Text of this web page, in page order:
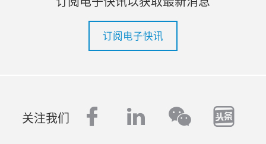
订阅电子快讯
关注我们 facebook
linkedinwechat